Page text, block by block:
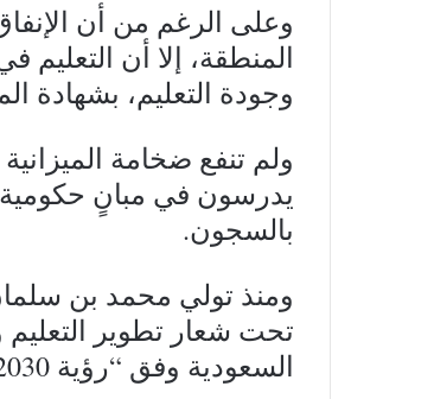
وعلى الرغم من أن
المنطقة، إلا أن
وجودة التعليم، بشهادة
ولم تنفع ضخامة
يدرسون في مبانٍ حكومية
بالسجون.
ومنذ تولي محمد بن
تحت شعار تطوير التعليم
السعودية وفق “رؤية 2030” وشملت تلك التعديلات: